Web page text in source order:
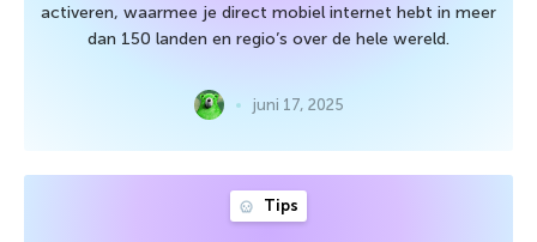
activeren, waarmee je direct mobiel internet hebt in meer
dan 150 landen en regio’s over de hele wereld.
juni 17, 2025
Tips